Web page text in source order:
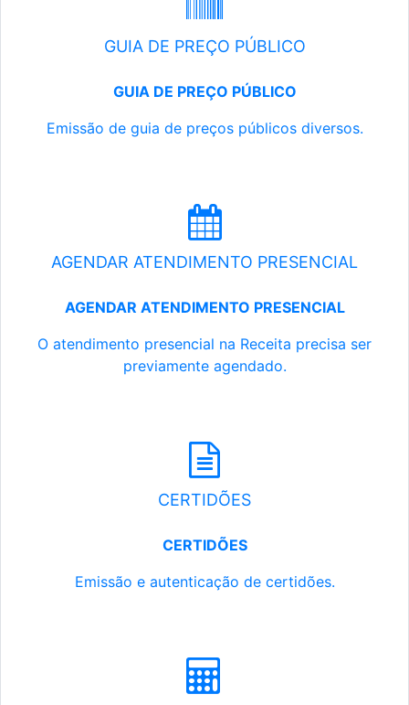
GUIA DE PREÇO PÚBLICO
GUIA DE PREÇO PÚBLICO
Emissão de guia de preços públicos diversos.
AGENDAR ATENDIMENTO PRESENCIAL
AGENDAR ATENDIMENTO PRESENCIAL
O atendimento presencial na Receita precisa ser
previamente agendado.
CERTIDÕES
CERTIDÕES
Emissão e autenticação de certidões.